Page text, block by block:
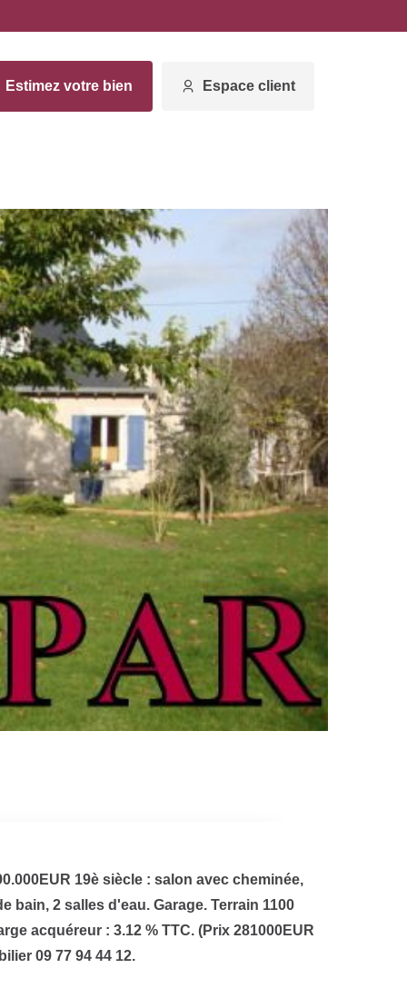
Estimez votre bien Espace client
19è siècle : salon avec cheminée,
bain, 2 salles d'eau. Garage. Terrain 1100
acquéreur : 3.12 % TTC. (Prix 281000EUR
09 77 94 44 12.